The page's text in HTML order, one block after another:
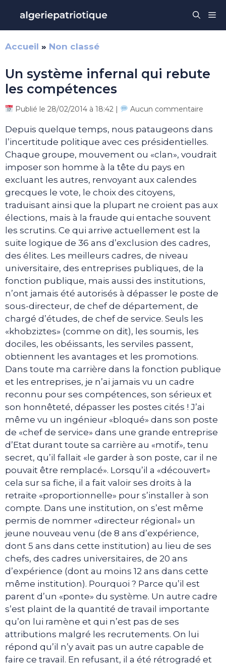
contenu
Accueil » Non classé
Un système infernal qui rebute
les compétences
Publié le 28/02/2014 à 18:42 | Aucun commentaire
Depuis quelque temps, nous pataugeons dans
l’incertitude politique avec ces présidentielles.
Chaque groupe, mouvement ou «clan», voudrait
imposer son homme à la tête du pays en
excluant les autres, renvoyant aux calendes
grecques le vote, le choix des citoyens,
traduisant ainsi que la plupart ne croient pas aux
élections, mais à la fraude qui entache souvent
les scrutins. Ce qui arrive actuellement est la
suite logique de 36 ans d’exclusion des cadres,
des élites. Les meilleurs cadres, de niveau
universitaire, des entreprises publiques, de la
fonction publique, mais aussi des institutions,
n’ont jamais été autorisés à dépasser le poste de
sous-directeur, de chef de département, de
chargé d’études, de chef de service. Seuls les
«khobziztes» (comme on dit), les soumis, les
dociles, les obéissants, les serviles passent,
obtiennent les avantages et les promotions.
Dans toute ma carrière dans la fonction publique
et les entreprises, je n’ai jamais vu un cadre
reconnu pour ses compétences, son sérieux et
son honnêteté, dépasser les postes cités ! J’ai
même vu un ingénieur «bloqué» dans son poste
de «chef de service» dans une grande entreprise
d’Etat durant toute sa carrière au «motif», tenu
secret, qu’il fallait «le garder à son poste, car il ne
pouvait être remplacé». Lorsqu’il a «découvert»
cela sur sa fiche, il a fait valoir ses droits à la
retraite «proportionnelle» pour s’installer à son
compte. Dans une institution, on s’est même
permis de nommer «directeur régional» un
jeune nouveau venu (de 8 ans d’expérience,
dont 5 ans dans cette institution) au lieu de ses
chefs, des cadres universitaires, de 20 ans
d’expérience (dont au moins 12 ans dans cette
même institution). Pourquoi ? Parce qu’il est
parent d’un «ponte» du système. Un autre cadre
s’est plaint de la quantité de travail importante
qu’on lui ramène et qui n’est pas de ses
attributions malgré les recrutements. On lui
répond qu’il n’y avait pas un autre capable de
faire ce travail. En refusant, il a été rétrogradé et